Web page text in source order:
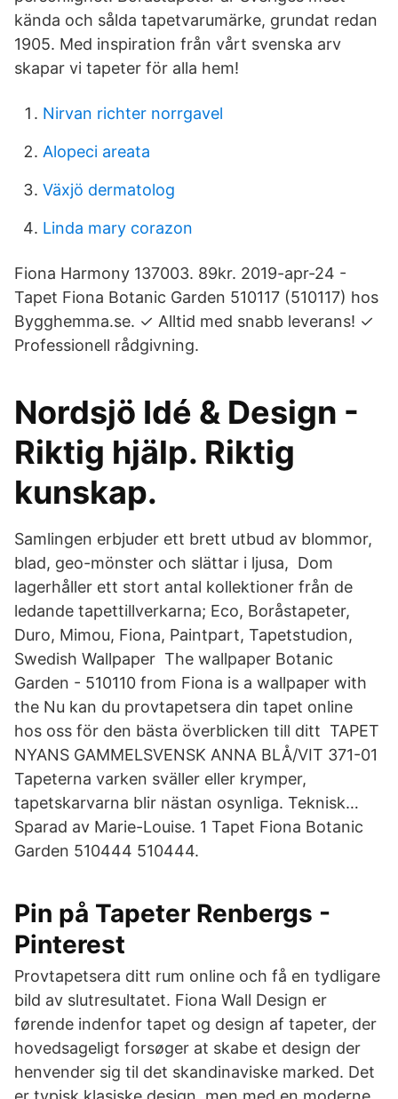
kända och sålda tapetvarumärke, grundat redan
1905. Med inspiration från vårt svenska arv
skapar vi tapeter för alla hem!
Nirvan richter norrgavel
Alopeci areata
Växjö dermatolog
Linda mary corazon
Fiona Harmony 137003. 89kr. 2019-apr-24 -
Tapet Fiona Botanic Garden 510117 (510117) hos
Bygghemma.se. ✓ Alltid med snabb leverans! ✓
Professionell rådgivning.
Nordsjö Idé & Design -
Riktig hjälp. Riktig
kunskap.
Samlingen erbjuder ett brett utbud av blommor,
blad, geo-mönster och slättar i ljusa, Dom
lagerhåller ett stort antal kollektioner från de
ledande tapettillverkarna; Eco, Boråstapeter,
Duro, Mimou, Fiona, Paintpart, Tapetstudion,
Swedish Wallpaper The wallpaper Botanic
Garden - 510110 from Fiona is a wallpaper with
the Nu kan du provtapetsera din tapet online
hos oss för den bästa överblicken till ditt TAPET
NYANS GAMMELSVENSK ANNA BLÅ/VIT 371-01
Tapeterna varken sväller eller krymper,
tapetskarvarna blir nästan osynliga. Teknisk…
Sparad av Marie-Louise. 1 Tapet Fiona Botanic
Garden 510444 510444.
Pin på Tapeter Renbergs -
Pinterest
Provtapetsera ditt rum online och få en tydligare
bild av slutresultatet. Fiona Wall Design er
førende indenfor tapet og design af tapeter, der
hovedsageligt forsøger at skabe et design der
henvender sig til det skandinaviske marked. Det